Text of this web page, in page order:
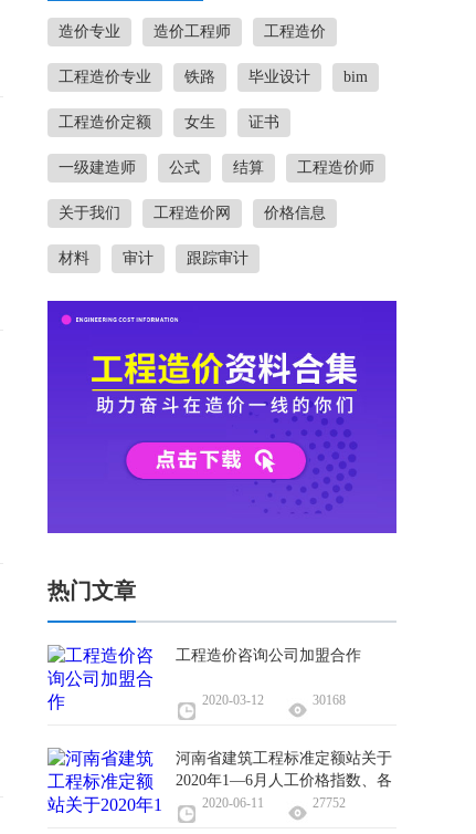
造价专业 造价工程师 工程造价
工程造价专业 铁路 毕业设计 bim
工程造价定额 女生 证书
一级建造师 公式 结算 工程造价师
关于我们 工程造价网 价格信息
材料 审计 跟踪审计
热门文章
工程造价咨询公司加盟合作
2020-03-12 30168
河南省建筑工程标准定额站关于
2020年1—6月人工价格指数、各
工种信息价的通知
2020-06-11 27752